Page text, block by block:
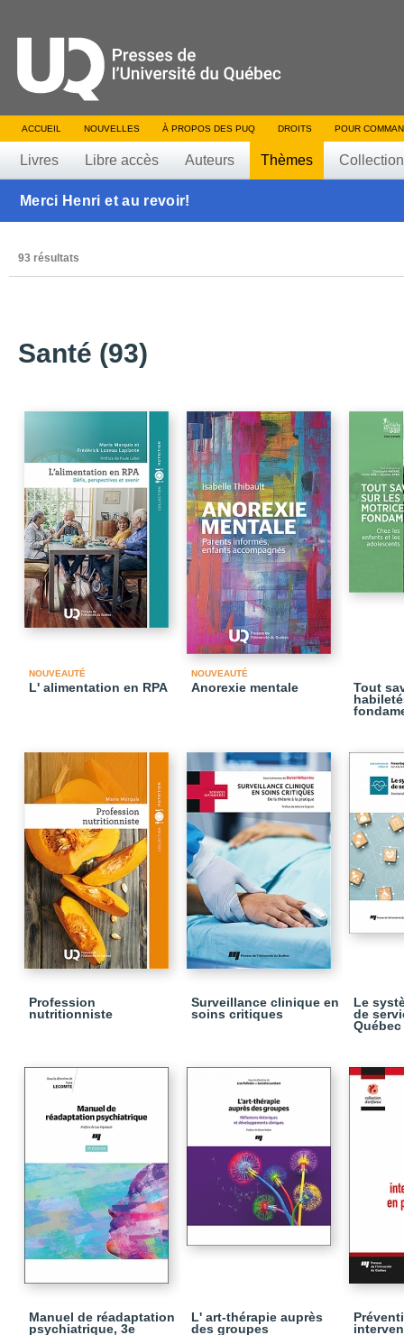
ACCUEIL NOUVELLES À PROPOS DES PUQ DROITS POUR
Livres Libre accès Auteurs Thèmes
Merci Henri et au revoir!
93 résultats
Santé (93)
NOUVEAUTÉ
L' alimentation en RPA
NOUVEAUTÉ
Anorexie mentale
Tout
Profession
nutritionniste
Surveillance clinique en
soins critiques
Le
de
Québec
Manuel de réadaptation
psychiatrique, 3e
L' art-thérapie auprès
des groupes